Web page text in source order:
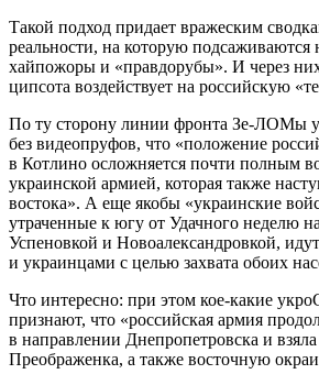
Такой подход придает вражеским
реальности, на которую подсаживаются
хайпожоры и «правдорубы». И через
ципсота воздействует на российскую
По ту сторону линии фронта Зе-ЛОМы
без видеопруфов, что «положение
в Котлино осложняется почти полным
украинской армией, которая также
востока». А еще якобы «украинские
утраченные к югу от Удачного неделю
Успеновкой и Новоалександровкой,
и украинцами с целью захвата обоих
Что интересно: при этом кое-какие
признают, что «российская армия
в направлении Днепропетровска и
Преображенка, а также восточную